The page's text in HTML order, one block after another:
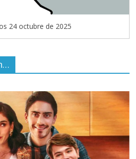
24 octubre de 2025